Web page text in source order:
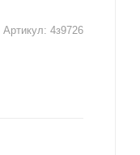
Артикул: 4з9726